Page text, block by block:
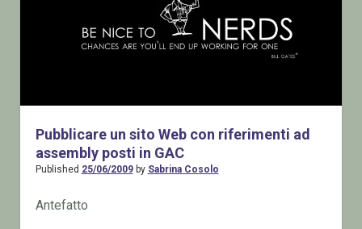
Pubblicare un sito Web con riferimenti ad
assembly posti in GAC
Published 25/06/2009by Sabrina Cosolo
Antefatto